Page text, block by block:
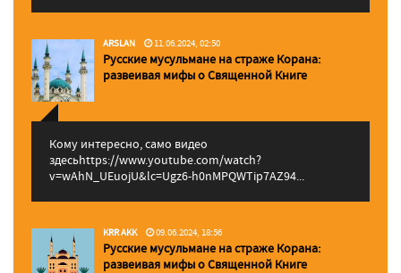
ARSLAN 11.06.2024, 02:50
Русские мусульмане на страже Корана:
pазвеивая мифы о Священной Книге
Кому интересно, само видео
здесьhttps://www.youtube.com/watch?
v=wAhN_UEuojU&lc=Ugz6-h0nMPQWTip7AZ94...
KRR AKK 09.06.2024, 18:56
Русские мусульмане на страже Корана:
pазвеивая мифы о Священной Книге